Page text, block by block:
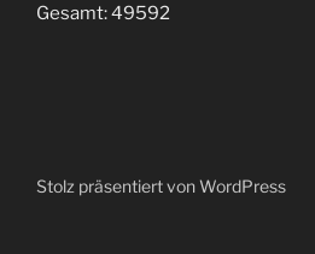
Gesamt: 49592
Stolz präsentiert von WordPress